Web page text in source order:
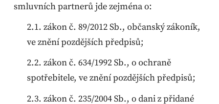
smluvních partnerů jde zejména o:
zákon č. 89/2012 Sb., občanský zákoník,
ve znění pozdějších předpisů;
zákon č. 634/1992 Sb., o ochraně
spotřebitele, ve znění pozdějších předpisů;
zákon č. 235/2004 Sb., o dani z přidané